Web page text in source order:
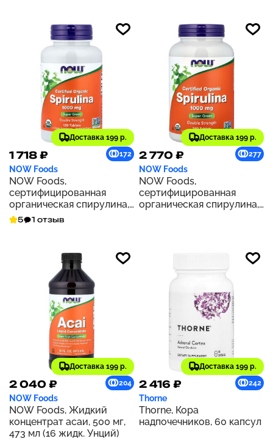
Доставка 199 р.
1 718 ₽ 172
NOW Foods
NOW Foods,
сертифицированная
органическая спирулина,
двойная сила действия,
1000 мг, 120 таблеток
5 1 отзыв
Доставка 199 р.
2 770 ₽ 277
NOW Foods
NOW Foods,
сертифицированная
органическая спирулина,
Доставка 199 р.
2 040 ₽ 204
NOW Foods
NOW Foods, Жидкий
концентрат асаи, 500 мг,
473 мл (16 жидк. Унций)
Доставка 199 р.
2 416 ₽ 242
Thorne
Thorne, Кора
надпочечников, 60 капсул